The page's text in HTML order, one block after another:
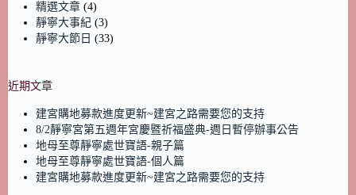
精選文章 (4)
靜寧大事紀 (3)
靜寧大節日 (33)
近期文章
建宮購地募款進度更新~建宮之路需要您的支持
8/2靜寧宮第五週年宮慶暨祈福盛典-週日暫停辦事公告
地母至尊靜寧處世寶語-親子篇
地母至尊靜寧處世寶語-個人篇
建宮購地募款進度更新~建宮之路需要您的支持